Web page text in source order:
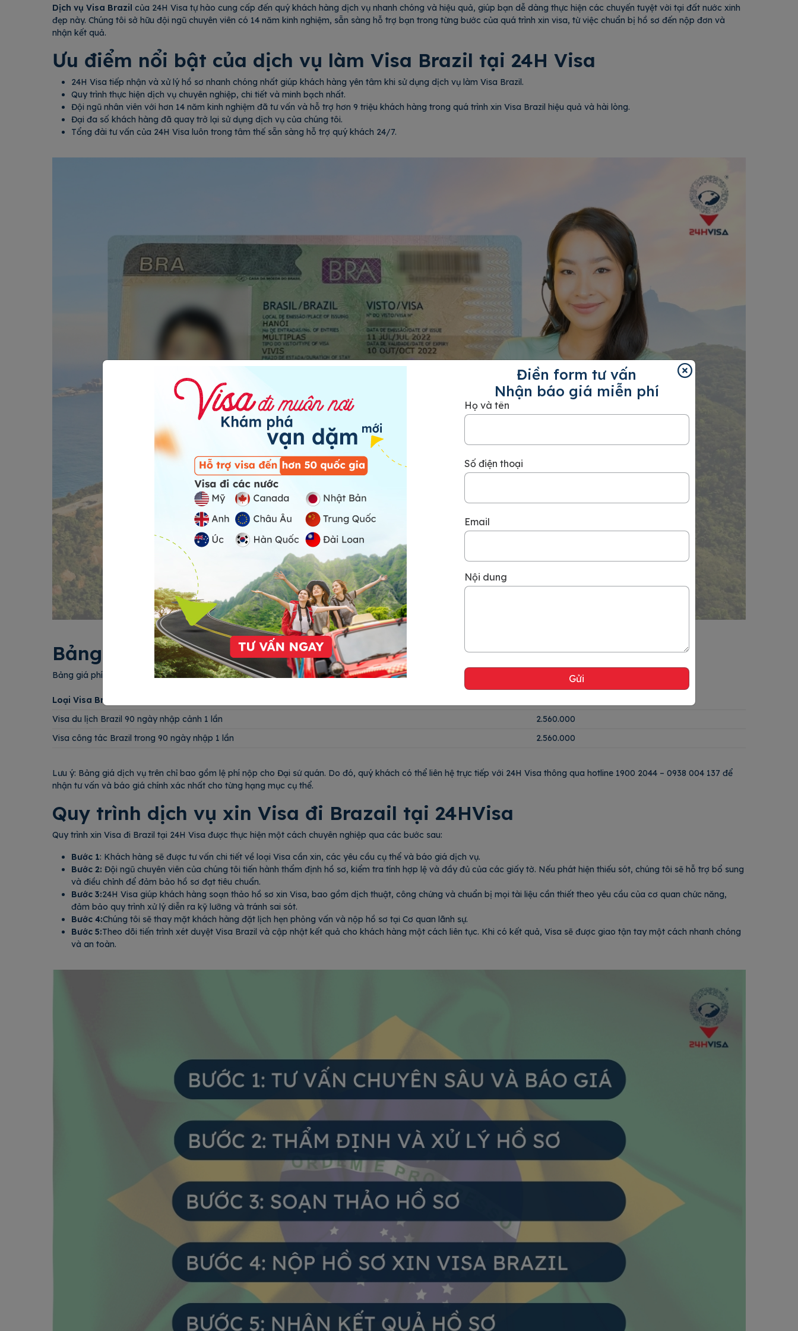
Dịch vụ Visa Brazil của 24H Visa tự hào cung cấp đến quý khách hàng dịch vụ nhanh chóng và hiệu quả, giúp bạn dễ dàng thực hiện các chuyến tuyệt vời tại đất nước xinh
đẹp này. Chúng tôi sở hữu đội ngũ chuyên viên có 14 năm kinh nghiệm, sẵn sàng hỗ trợ bạn trong từng bước của quá trình xin visa, từ việc chuẩn bị hồ sơ đến nộp đơn và
nhận kết quả.
Ưu điểm nổi bật của dịch vụ làm Visa Brazil tại 24H Visa
24H Visa tiếp nhận và xử lý hồ sơ nhanh chóng nhất giúp khách hàng yên tâm khi sử dụng dịch vụ làm Visa Brazil.
Quy trình thực hiện dịch vụ chuyên nghiệp, chi tiết và minh bạch nhất.
Đội ngũ nhân viên với hơn 14 năm kinh nghiệm đã tư vấn và hỗ trợ hơn 9 triệu khách hàng trong quá trình xin Visa Brazil hiệu quả và hài lòng.
Đại đa số khách hàng đã quay trở lại sử dụng dịch vụ của chúng tôi.
Tổng đài tư vấn của 24H Visa luôn trong tâm thế sẵn sàng hỗ trợ quý khách 24/7.
Dịch vụ làm Visa Brazil của 24H Visa hỗ trợ khách hàng 24/7
Bảng giá làm Visa đi Brazil tại 24H Visa
Bảng giá phí lãnh sự Visa đi Brazil tại 24H Visa được cập nhật mới nhất, cụ thể như sau:
Loại Visa Brazil
Visa du lịch Brazil 90 ngày nhập cảnh 1 lần
2.560.000
Visa công tác Brazil trong 90 ngày nhập 1 lần
2.560.000
Lưu ý: Bảng giá dịch vụ trên chỉ bao gồm lệ phí nộp cho Đại sứ quán. Do đó, quý khách có thể liên hệ trực tiếp với 24H Visa thông qua hotline 1900 2044 – 0938 004 137 để
nhận tư vấn và báo giá chính xác nhất cho từng hạng mục cụ thể.
Quy trình dịch vụ xin Visa đi Brazail tại 24HVisa
Quy trình xin Visa đi Brazil tại 24H Visa được thực hiện một cách chuyên nghiệp qua các bước sau:
Bước 1: Khách hàng sẽ được tư vấn chi tiết về loại Visa cần xin, các yêu cầu cụ thể và báo giá dịch vụ.
Bước 2: Đội ngũ chuyên viên của chúng tôi tiến hành thẩm định hồ sơ, kiểm tra tính hợp lệ và đầy đủ của các giấy tờ. Nếu phát hiện thiếu sót, chúng tôi sẽ hỗ trợ bổ sung
và điều chỉnh để đảm bảo hồ sơ đạt tiêu chuẩn.
Bước 3:24H Visa giúp khách hàng soạn thảo hồ sơ xin Visa, bao gồm dịch thuật, công chứng và chuẩn bị mọi tài liệu cần thiết theo yêu cầu của cơ quan chức năng,
đảm bảo quy trình xử lý diễn ra kỹ lưỡng và tránh sai sót.
Bước 4:Chúng tôi sẽ thay mặt khách hàng đặt lịch hẹn phỏng vấn và nộp hồ sơ tại Cơ quan lãnh sự.
Bước 5:Theo dõi tiến trình xét duyệt Visa Brazil và cập nhật kết quả cho khách hàng một cách liên tục. Khi có kết quả, Visa sẽ được giao tận tay một cách nhanh chóng
và an toàn.
Điền form tư vấn
Nhận báo giá miễn phí
Họ và tên
Số điện thoại
Email
Nội dung